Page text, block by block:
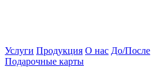
Услуги Продукция О нас До/После
Подарочные карты